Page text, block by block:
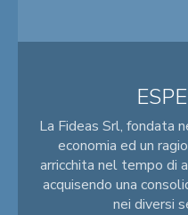
La Fideas Srl, fondata
economia ed un
arricchita nel tempo di
acquisendo una
nei diversi